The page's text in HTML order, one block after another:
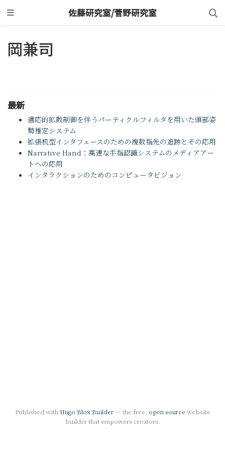
佐藤研究室/菅野研究室
岡兼司
最新
適応的拡散制御を伴うパーティクルフィルタを用いた頭部姿
勢推定システム
拡張机型インタフェースのための複数指先の追跡とその応用
Narrative Hand：高速な手指認識システムのメディアアー
トへの応用
インタラクションのためのコンピュータビジョン
Published with Hugo Blox Builder— the free, open source website
builder that empowers creators.